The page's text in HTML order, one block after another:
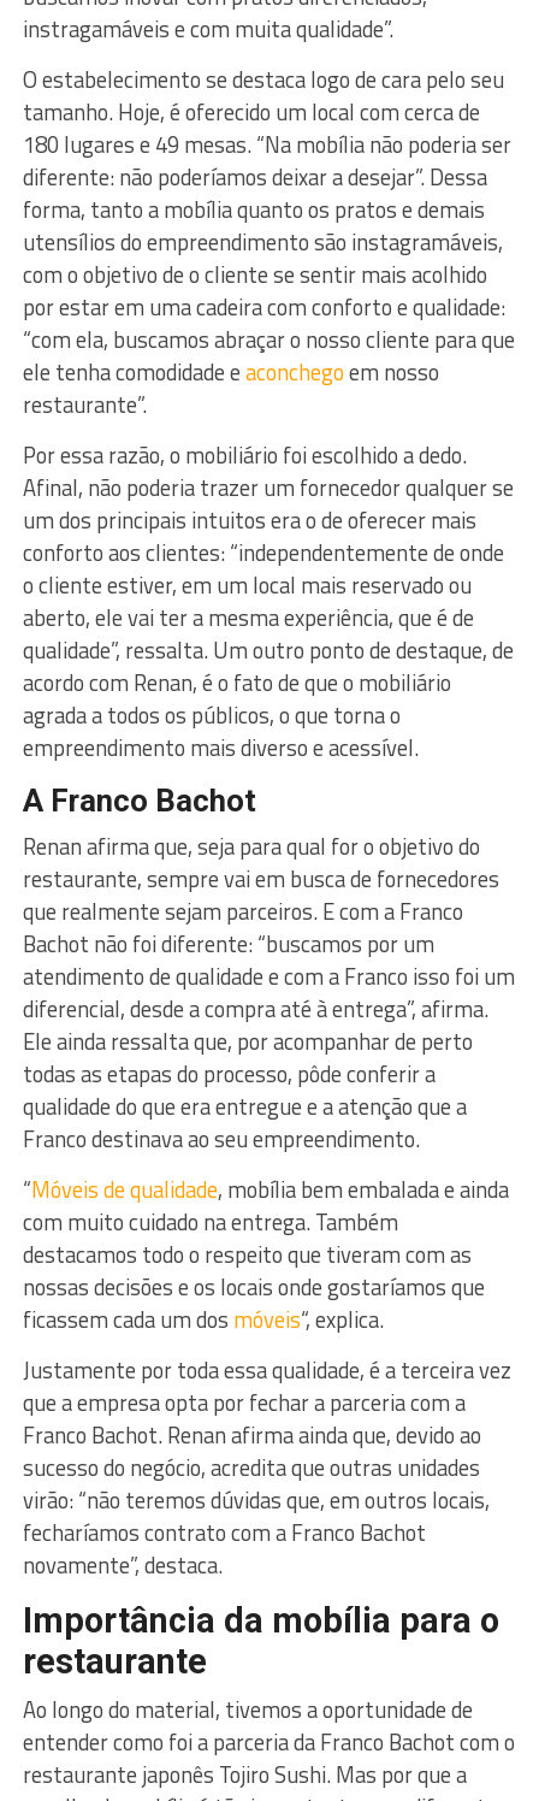
instragamáveis e com muita qualidade”.
O estabelecimento se destaca logo de cara pelo seu
tamanho. Hoje, é oferecido um local com cerca de
180 lugares e 49 mesas. “Na mobília não poderia ser
diferente: não poderíamos deixar a desejar”. Dessa
forma, tanto a mobília quanto os pratos e demais
utensílios do empreendimento são instagramáveis,
com o objetivo de o cliente se sentir mais acolhido
por estar em uma cadeira com conforto e qualidade:
“com ela, buscamos abraçar o nosso cliente para que
ele tenha comodidade eaconchegoem nosso
restaurante”.
Por essa razão, o mobiliário foi escolhido a dedo.
Afinal, não poderia trazer um fornecedor qualquer se
um dos principais intuitos era o de oferecer mais
conforto aos clientes: “independentemente de onde
o cliente estiver, em um local mais reservado ou
aberto, ele vai ter a mesma experiência, que é de
qualidade”, ressalta. Um outro ponto de destaque, de
acordo com Renan, é o fato de que o mobiliário
agrada a todos os públicos, o que torna o
empreendimento mais diverso e acessível.
A Franco Bachot
Renan afirma que, seja para qual for o objetivo do
restaurante, sempre vai em busca de fornecedores
que realmente sejam parceiros. E com a Franco
Bachot não foi diferente: “buscamos por um
atendimento de qualidade e com a Franco isso foi um
diferencial, desde a compra até à entrega”, afirma.
Ele ainda ressalta que, por acompanhar de perto
todas as etapas do processo, pôde conferir a
qualidade do que era entregue e a atenção que a
Franco destinava ao seu empreendimento.
“Móveis de qualidade, mobília bem embalada e ainda
com muito cuidado na entrega. Também
destacamos todo o respeito que tiveram com as
nossas decisões e os locais onde gostaríamos que
ficassem cada um dos móveis“, explica.
Justamente por toda essa qualidade, é a terceira vez
que a empresa opta por fechar a parceria com a
Franco Bachot. Renan afirma ainda que, devido ao
sucesso do negócio, acredita que outras unidades
virão: “não teremos dúvidas que, em outros locais,
fecharíamos contrato com a Franco Bachot
novamente”, destaca.
Importância da mobília para o
restaurante
Ao longo do material, tivemos a oportunidade de
entender como foi a parceria da Franco Bachot com o
restaurante japonês Tojiro Sushi. Mas por que a